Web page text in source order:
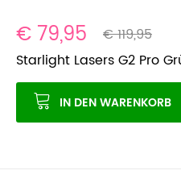
€ 79,95
€ 119,95
Starlight Lasers G2 Pro
IN DEN WARENKORB